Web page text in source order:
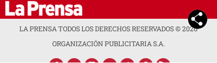
LA PRENSA TODOS LOS DERECHOS RESERVADOS ©2026
ORGANIZACIÓN PUBLICITARIA S.A.